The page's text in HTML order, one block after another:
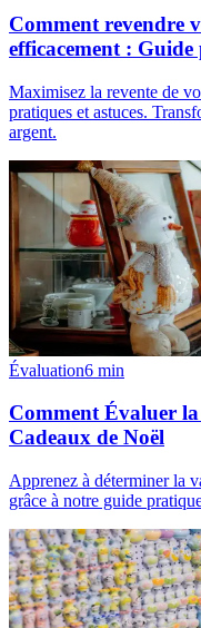
Comment revendre
efficacement :
Maximisez la revente de
pratiques et astuces.
argent.
Évaluation6 min
Comment Évaluer la
Cadeaux de Noël
Apprenez à déterminer la
grâce à notre guide